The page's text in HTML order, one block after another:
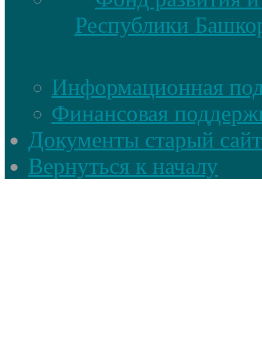
Республики
Информационная
Финансовая
Документы старый сайт
Вернуться к началу